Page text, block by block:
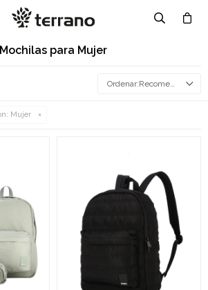
Mochilas para Mujer
Recomendados
Mujer